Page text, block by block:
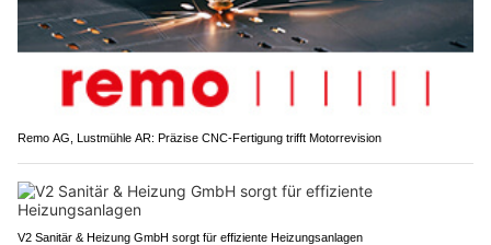
Remo AG, Lustmühle AR: Präzise CNC-Fertigung trifft Motorrevision
V2 Sanitär & Heizung GmbH sorgt für effiziente Heizungsanlagen